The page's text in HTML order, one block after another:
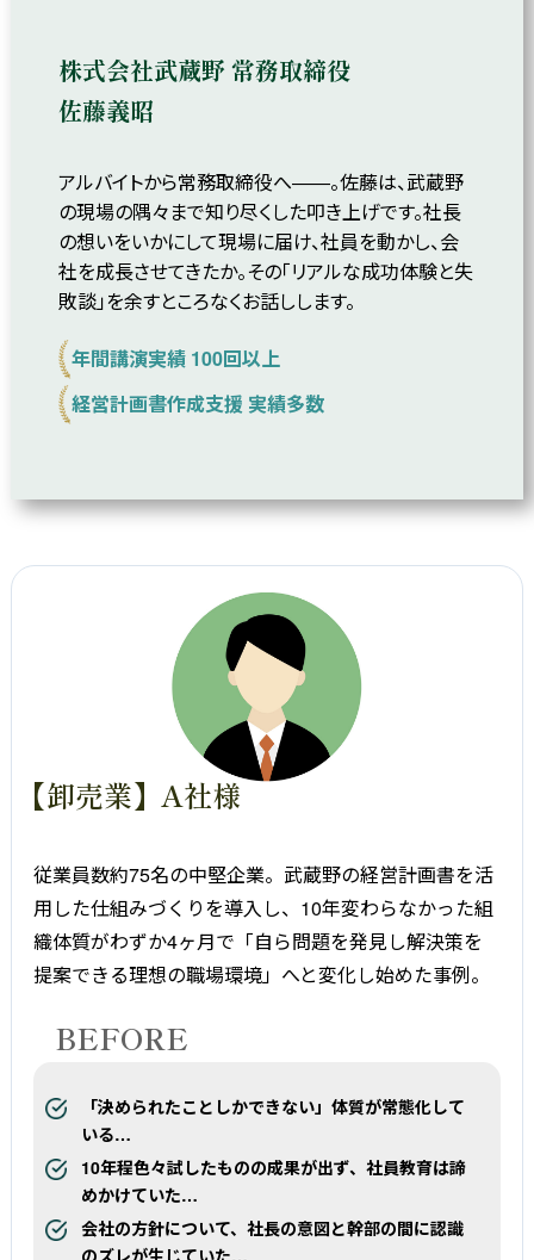
株式会社武蔵野 常務取締役
佐藤義昭
アルバイトから常務取締役へ――。佐藤は、武蔵野
の現場の隅々まで知り尽くした叩き上げです。社長
の想いをいかにして現場に届け、社員を動かし、会
社を成長させてきたか。その「リアルな成功体験と失
敗談」を余すところなくお話しします。
年間講演実績 100回以上
経営計画書作成支援 実績多数
【卸売業】A社様
従業員数約75名の中堅企業。武蔵野の経営計画書を活
用した仕組みづくりを導入し、10年変わらなかった組
織体質がわずか4ヶ月で「自ら問題を発見し解決策を
提案できる理想の職場環境」へと変化し始めた事例。
BEFORE
「決められたことしかできない」体質が常態化して
いる…
10年程色々試したものの成果が出ず、社員教育は諦
めかけていた…
会社の方針について、社長の意図と幹部の間に認識
のズレが生じていた…